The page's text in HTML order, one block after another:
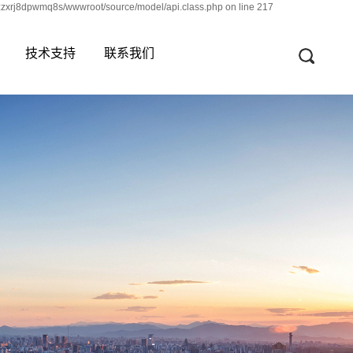
wwwroot/source/model/api.class.php on line 217
技术支持 联系我们